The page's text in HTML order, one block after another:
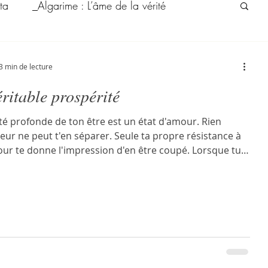
_Algarime : L’âme de la vérité
: L’esprit de la mélodie
Riad Zein
prospérité
profonde de ton être est un état d'amour. Rien
ne peut t'en séparer. Seule ta propre résistance à
te donne l'impression d'en être coupé. Lorsque tu
min de lecture